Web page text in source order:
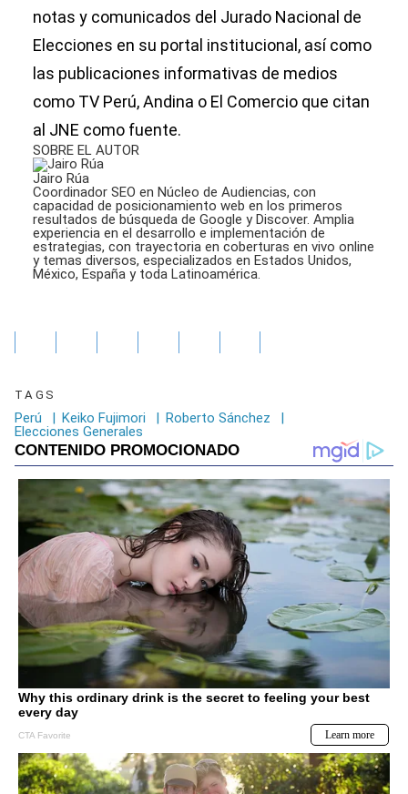
notas y comunicados del Jurado Nacional de
Elecciones en su portal institucional, así como
las publicaciones informativas de medios
como TV Perú, Andina o El Comercio que citan
al JNE como fuente.
SOBRE EL AUTOR
Jairo Rúa
Coordinador SEO en Núcleo de Audiencias, con
capacidad de posicionamiento web en los primeros
resultados de búsqueda de Google y Discover. Amplia
experiencia en el desarrollo e implementación de
estrategias, con trayectoria en coberturas en vivo online
y temas diversos, especializados en Estados Unidos,
México, España y toda Latinoamérica.
TAGS
Perú | Keiko Fujimori | Roberto Sánchez
|
Elecciones Generales